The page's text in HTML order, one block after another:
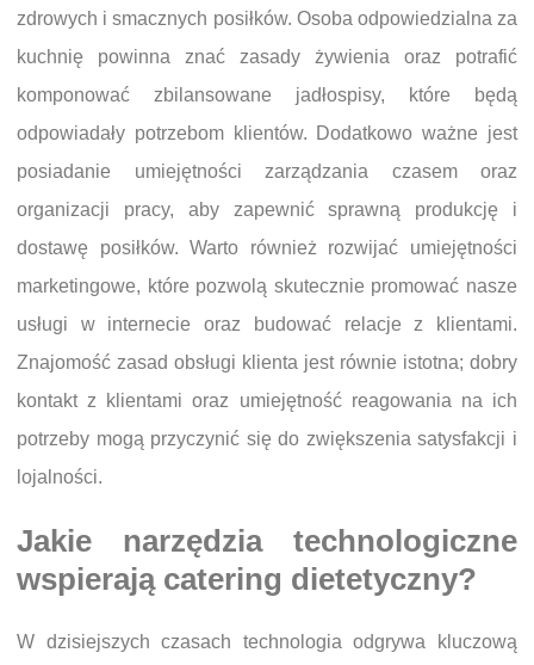
zdrowych i smacznych posiłków. Osoba odpowiedzialna za
kuchnię powinna znać zasady żywienia oraz potrafić
komponować zbilansowane jadłospisy, które będą
odpowiadały potrzebom klientów. Dodatkowo ważne jest
posiadanie umiejętności zarządzania czasem oraz
organizacji pracy, aby zapewnić sprawną produkcję i
dostawę posiłków. Warto również rozwijać umiejętności
marketingowe, które pozwolą skutecznie promować nasze
usługi w internecie oraz budować relacje z klientami.
Znajomość zasad obsługi klienta jest równie istotna; dobry
kontakt z klientami oraz umiejętność reagowania na ich
potrzeby mogą przyczynić się do zwiększenia satysfakcji i
lojalności.
Jakie narzędzia technologiczne
wspierają catering dietetyczny?
W dzisiejszych czasach technologia odgrywa kluczową